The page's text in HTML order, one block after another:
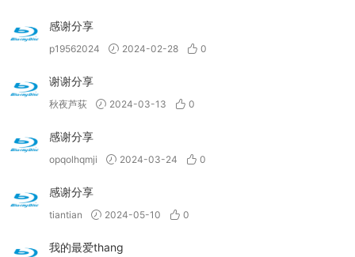
感谢分享
p19562024 2024-02-28 0
谢谢分享
秋夜芦荻 2024-03-13 0
感谢分享
opqolhqmji 2024-03-24 0
感谢分享
tiantian 2024-05-10 0
我的最爱thang